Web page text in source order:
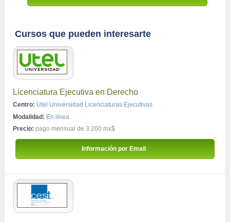
Cursos que pueden interesarte
Licenciatura Ejecutiva en Derecho
Centro: Utel Universidad Licenciaturas Ejecutivas
Modalidad: En línea
Precio: pago mensual de 3.200 mx$
Información por Email